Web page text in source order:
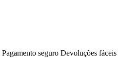
Pagamento seguro Devoluções fáceis